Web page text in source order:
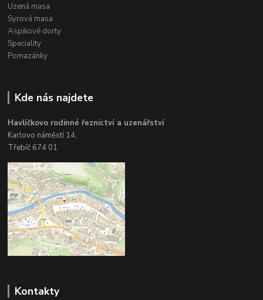
Uzená masa
Syrová masa
Aspikové dorty
Speciality
Pomazánky
Kde nás najdete
Havlíčkovo rodinné řeznictví a uzenářství
Karlovo náměstí 14,
Třebíč 674 01
Kontakty